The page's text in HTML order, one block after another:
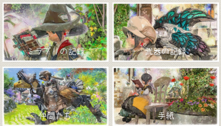
ミラプリの記録 武器の記録
仲間たち 手紙